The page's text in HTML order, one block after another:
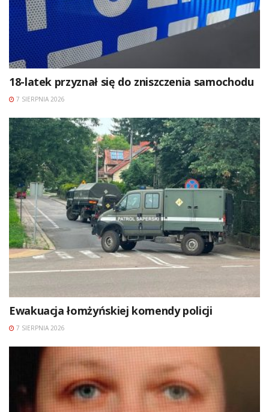
18-latek przyznał się do zniszczenia samochodu
7 SIERPNIA 2026
Ewakuacja łomżyńskiej komendy policji
7 SIERPNIA 2026